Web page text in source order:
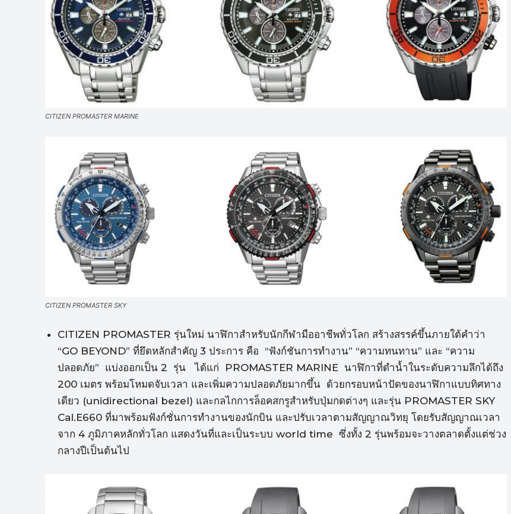
CITIZEN PROMASTER MARINE
CITIZEN PROMASTER SKY
CITIZEN PROMASTER รุ่นใหม่ นาฬิกาสำหรับนักกีฬามืออาชีพทั่วโลก สร้างสรรค์ขึ้นภายใต้คำว่า
“GO BEYOND” ที่ยึดหลักสำคัญ 3 ประการ คือ “ฟังก์ชันการทำงาน” “ความทนทาน” และ “ความ
ปลอดภัย” แบ่งออกเป็น 2 รุ่น ได้แก่ PROMASTER MARINE นาฬิกาที่ดำน้ำในระดับความลึกได้ถึง
200 เมตร พร้อมโหมดจับเวลา และเพิ่มความปลอดภัยมากขึ้น ด้วยกรอบหน้าปัดของนาฬิกาแบบทิศทาง
เดียว (unidirectional bezel) และกลไกการล็อคสกรูสำหรับปุ่มกดต่างๆ และรุ่น PROMASTER SKY
Cal.E660 ที่มาพร้อมฟังก์ชั่นการทำงานของนักบิน และปรับเวลาตามสัญญาณวิทยุ โดยรับสัญญาณเวลา
จาก 4 ภูมิภาคหลักทั่วโลก แสดงวันที่และเป็นระบบ world time ซึ่งทั้ง 2 รุ่นพร้อมจะวางตลาดตั้งแต่ช่วง
กลางปีเป็นต้นไป